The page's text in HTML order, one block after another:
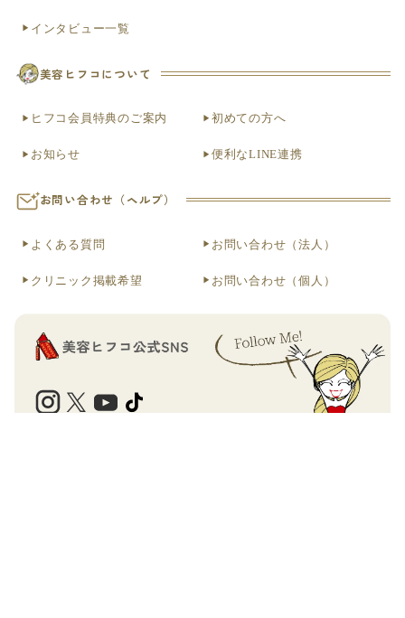
インタビュー一覧
美容ヒフコについて
ヒフコ会員特典のご案内
お知らせ
初めての方へ
便利なLINE連携
お問い合わせ（ヘルプ）
よくある質問
クリニック掲載希望
お問い合わせ（法人）
お問い合わせ（個人）